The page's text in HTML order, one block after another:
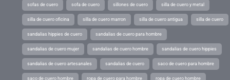
sofas de cuero sofa de cuero sillones de cuero silla de cuero y metal
silla de cuero oficina silla de cuero marron silla de cuero antigua silla de cuero
sandalias hippies de cuero sandalias de cuero para hombre
sandalias de cuero mujer sandalias de cuero hombre sandalias de cuero hippies
sandalias de cuero artesanales sandalias de cuero saco de cuero para hombre
saco de cuero hombre ropa de cuero para hombre ropa de cuero hombre